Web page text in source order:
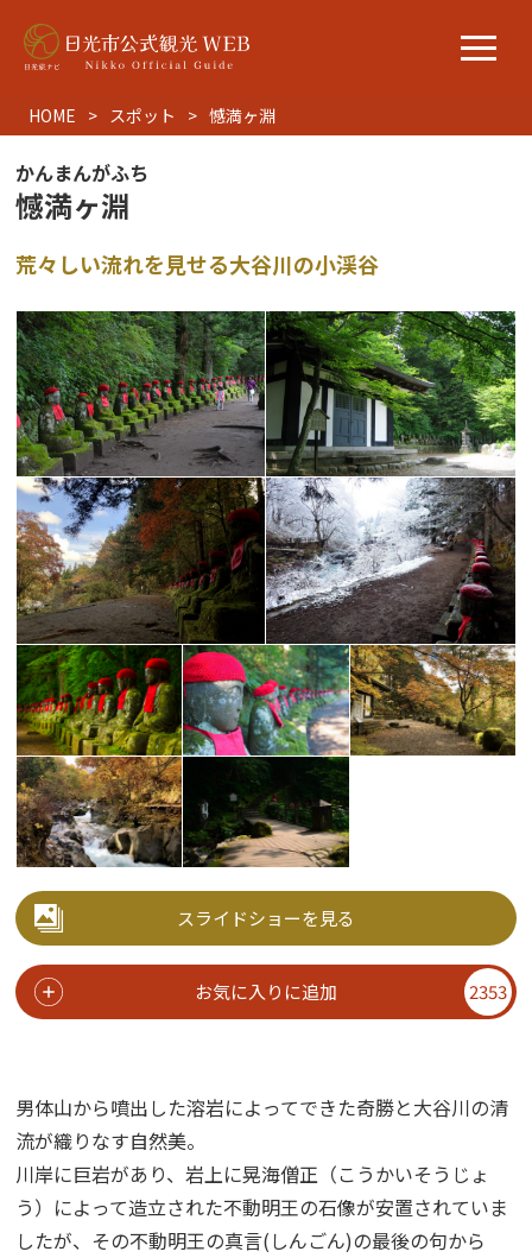
HOME スポット 憾満ヶ淵
かんまんがふち
憾満ヶ淵
荒々しい流れを見せる大谷川の小渓谷
スライドショーを見る
お気に入りに追加 2353
男体山から噴出した溶岩によってできた奇勝と大谷川の清
流が織りなす自然美。
川岸に巨岩があり、岩上に晃海僧正（こうかいそうじょ
う）によって造立された不動明王の石像が安置されていま
したが、その不動明王の真言(しんごん)の最後の句から